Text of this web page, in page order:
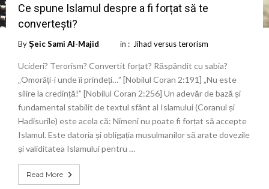
Ce spune Islamul despre a fi forțat să te
convertești?
ByȘeic Sami Al-Majid in : Jihad versus terorism
Ucideri? Terorism? Convertit forțat? Răspândit cu sabia?
„Omorâți-i unde îi prindeți…” [Nobilul Coran 2:191] „Nu este
silire la credință!” [Nobilul Coran 2:256] Un adevăr de bază și
fundamental stabilit de textul sfânt al Islamului (Coranul și
Hadisurile) este acela că: Nimeni nu poate fi forțat să accepte
Islamul. Este datoria și obligația musulmanilor să arate dovezile
și validitatea Islamului pentru …
Read More